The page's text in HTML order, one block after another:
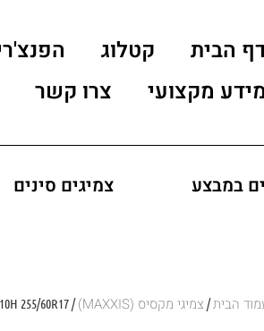
הבית קטלוג
מידע מקצועי
צרו קשר
במבצע צמיגים סינים
הבית/ צמיגי מקסיס (MAXXIS) / MAXXIS MAS2 110H 255/60R17